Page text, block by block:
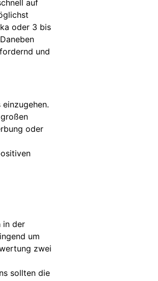
auf
oder 3 bis
und
oder
in der
um
zwei
sollten die